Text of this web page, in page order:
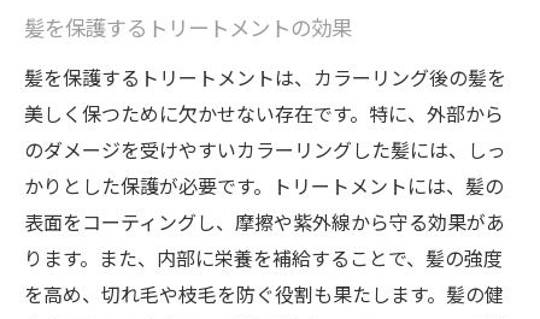
髪を保護するトリートメントの効果
髪を保護するトリートメントは、カラーリング後の髪を
美しく保つために欠かせない存在です。特に、外部から
のダメージを受けやすいカラーリングした髪には、しっ
かりとした保護が必要です。トリートメントには、髪の
表面をコーティングし、摩擦や紫外線から守る効果があ
ります。また、内部に栄養を補給することで、髪の強度
を高め、切れ毛や枝毛を防ぐ役割も果たします。髪の健